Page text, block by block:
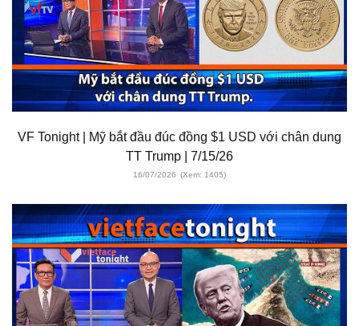
VF Tonight | Mỹ bắt đầu đúc đồng $1 USD với chân dung
TT Trump | 7/15/26
16/07/2026 (Xem: 1405)